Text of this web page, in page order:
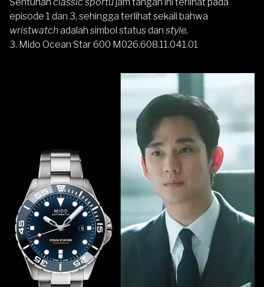
episode 1 dan 3, sehingga terlihat sekali bahwa
wristwatchadalah simbol status dan style.
3. Mido Ocean Star 600 M026.608.11.041.01